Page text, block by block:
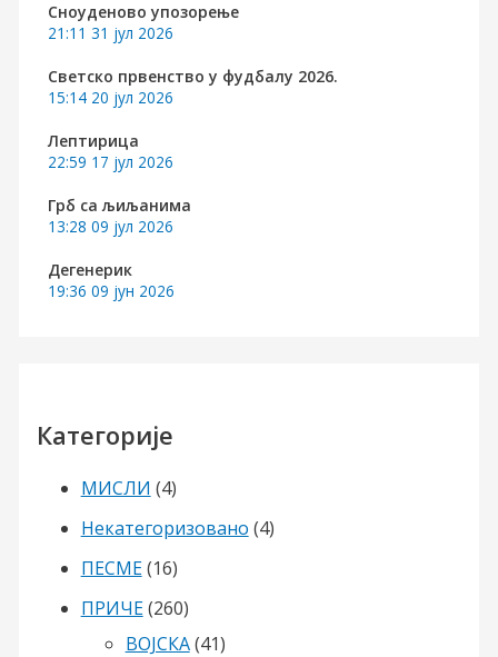
Сноуденово упозорење
21:11 31 јул 2026
Светско првенство у фудбалу 2026.
15:14 20 јул 2026
Лептирица
22:59 17 јул 2026
Грб са љиљанима
13:28 09 јул 2026
Дегенерик
19:36 09 јун 2026
Категорије
МИСЛИ (4)
Некатегоризовано (4)
ПЕСМЕ(16)
ПРИЧЕ(260)
ВОЈСКА(41)